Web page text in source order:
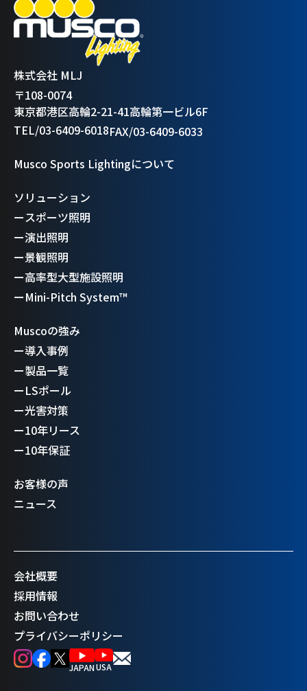
株式会社 MLJ
〒108-0074
東京都港区高輪2-21-41高輪第一ビル6F
TEL/03-6409-6018FAX/03-6409-6033
Musco Sports Lightingについて
ソリューション
ースポーツ照明
ー演出照明
ー景観照明
ー高率型大型施設照明
ーMini-Pitch System™
Muscoの強み
ー導入事例
ー製品一覧
ーLSポール
ー光害対策
ー10年リース
ー10年保証
お客様の声
ニュース
会社概要
採用情報
お問い合わせ
プライバシーポリシー
JAPANUSA